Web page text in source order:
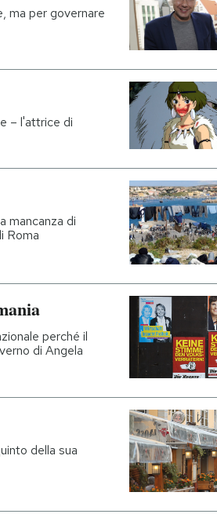
ma per governare
– l'attrice di
mancanza di
Roma
perché il
di Angela
della sua